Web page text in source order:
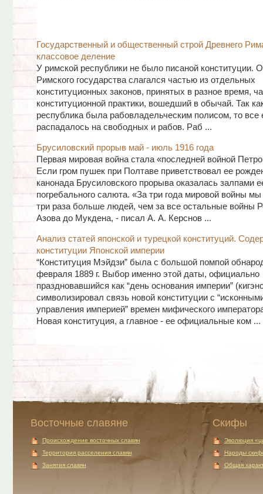
Государственный и общественный строй Древнего
классовое деление
У римской республики не было писаной конституции.
Римского государства слагался частью из отдельных
конституционных законов, принятых в разное время,
конституционной практики, вошедший в обычай. Так
республика была рабовладельческим полисом, то все
распадалось на свободных и рабов. Раб ...
Брусиловский прорыв май - июль 1916 года
Первая мировая война стала «последней войной
Если гром пушек при Полтаве приветствовал ее
канонада Брусиловского прорыва оказалась залпами
погребального салюта. «За три года мировой войны мы
три раза больше людей, чем за все остальные войны
Азова до Мукдена, - писал А. А. Керснов ...
Анализ статей японской и турецкой конституций.
конституции Японской империи
“Конституция Мэйдзи” была с большой помпой
февраля 1889 г. Выбор именно этой даты, официально
праздновавшийся как “день основания империи”
символизировал связь новой конституции с
управления империей” времен мифического
Новая конституция, а главное - ее официальные ком ...
Восточные славяне
Происхождение восточных славян
Территория расселения славян
Занятия славян
Скифы
Эволюция
Народы
Общая